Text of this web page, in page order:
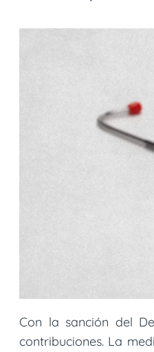
Con la sanción del
contribuciones. La